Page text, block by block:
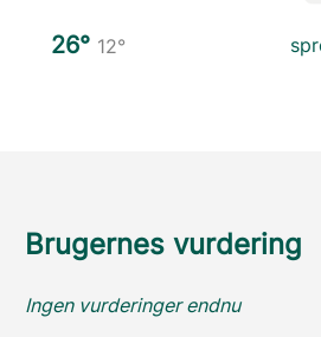
26° 12°
Brugernes vurdering
Ingen vurderinger endnu